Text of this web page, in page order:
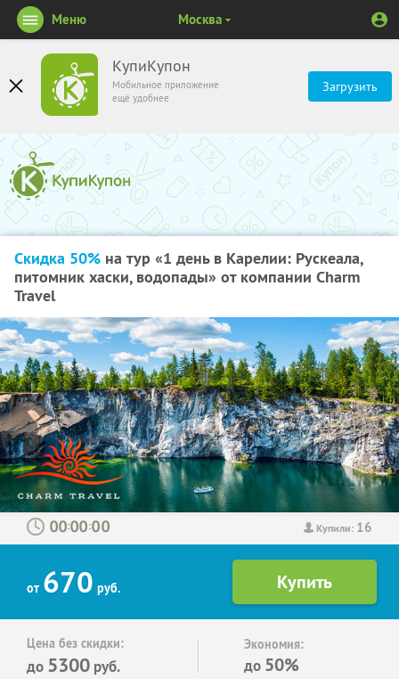
КупиКупон
Мобильное приложение
ещё удобнее
Загрузить
Меню Москва
Скидка 50% на тур «1 день в Карелии: Рускеала,
питомник хаски, водопады» от компании Charm
Travel
Купили: 16
: :
от 670 руб.
Цена без скидки:
до 5300 руб.
Экономия:
до 50%